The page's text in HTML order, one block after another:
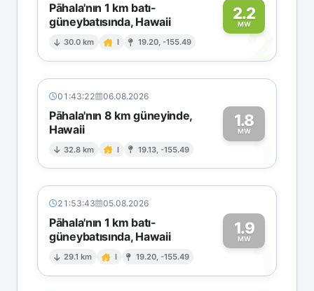
Pāhala'nın 1 km batı-
güneybatısında, Hawaii
30.0 km I 19.20, -155.49
2.2
MW2
01:43:22 06.08.2026
Pāhala'nın 8 km güneyinde,
Hawaii
32.8 km I 19.13, -155.49
1.8
MW1
21:53:43 05.08.2026
Pāhala'nın 1 km batı-
güneybatısında, Hawaii
29.1 km I 19.20, -155.49
1.9
MW1